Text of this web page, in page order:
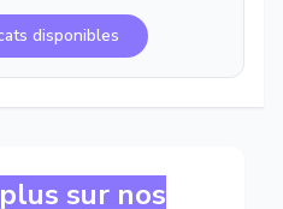
disponibles
sur nos